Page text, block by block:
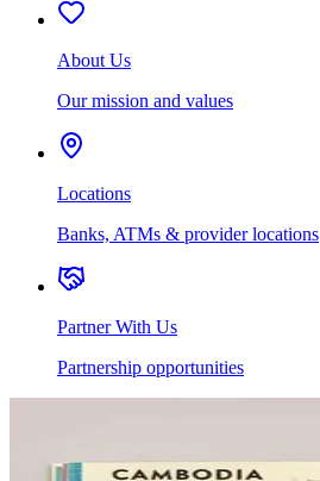
About Us
Our mission and values
Locations
Banks, ATMs & provider locations
Partner With Us
Partnership opportunities